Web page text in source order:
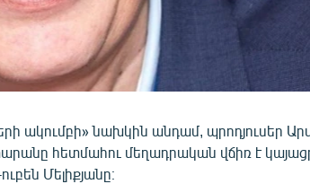
ակումբի» նախկին անդամ, պրոդյուսեր
հետմահու մեղադրական վճիռ է
Մելիքյանը։